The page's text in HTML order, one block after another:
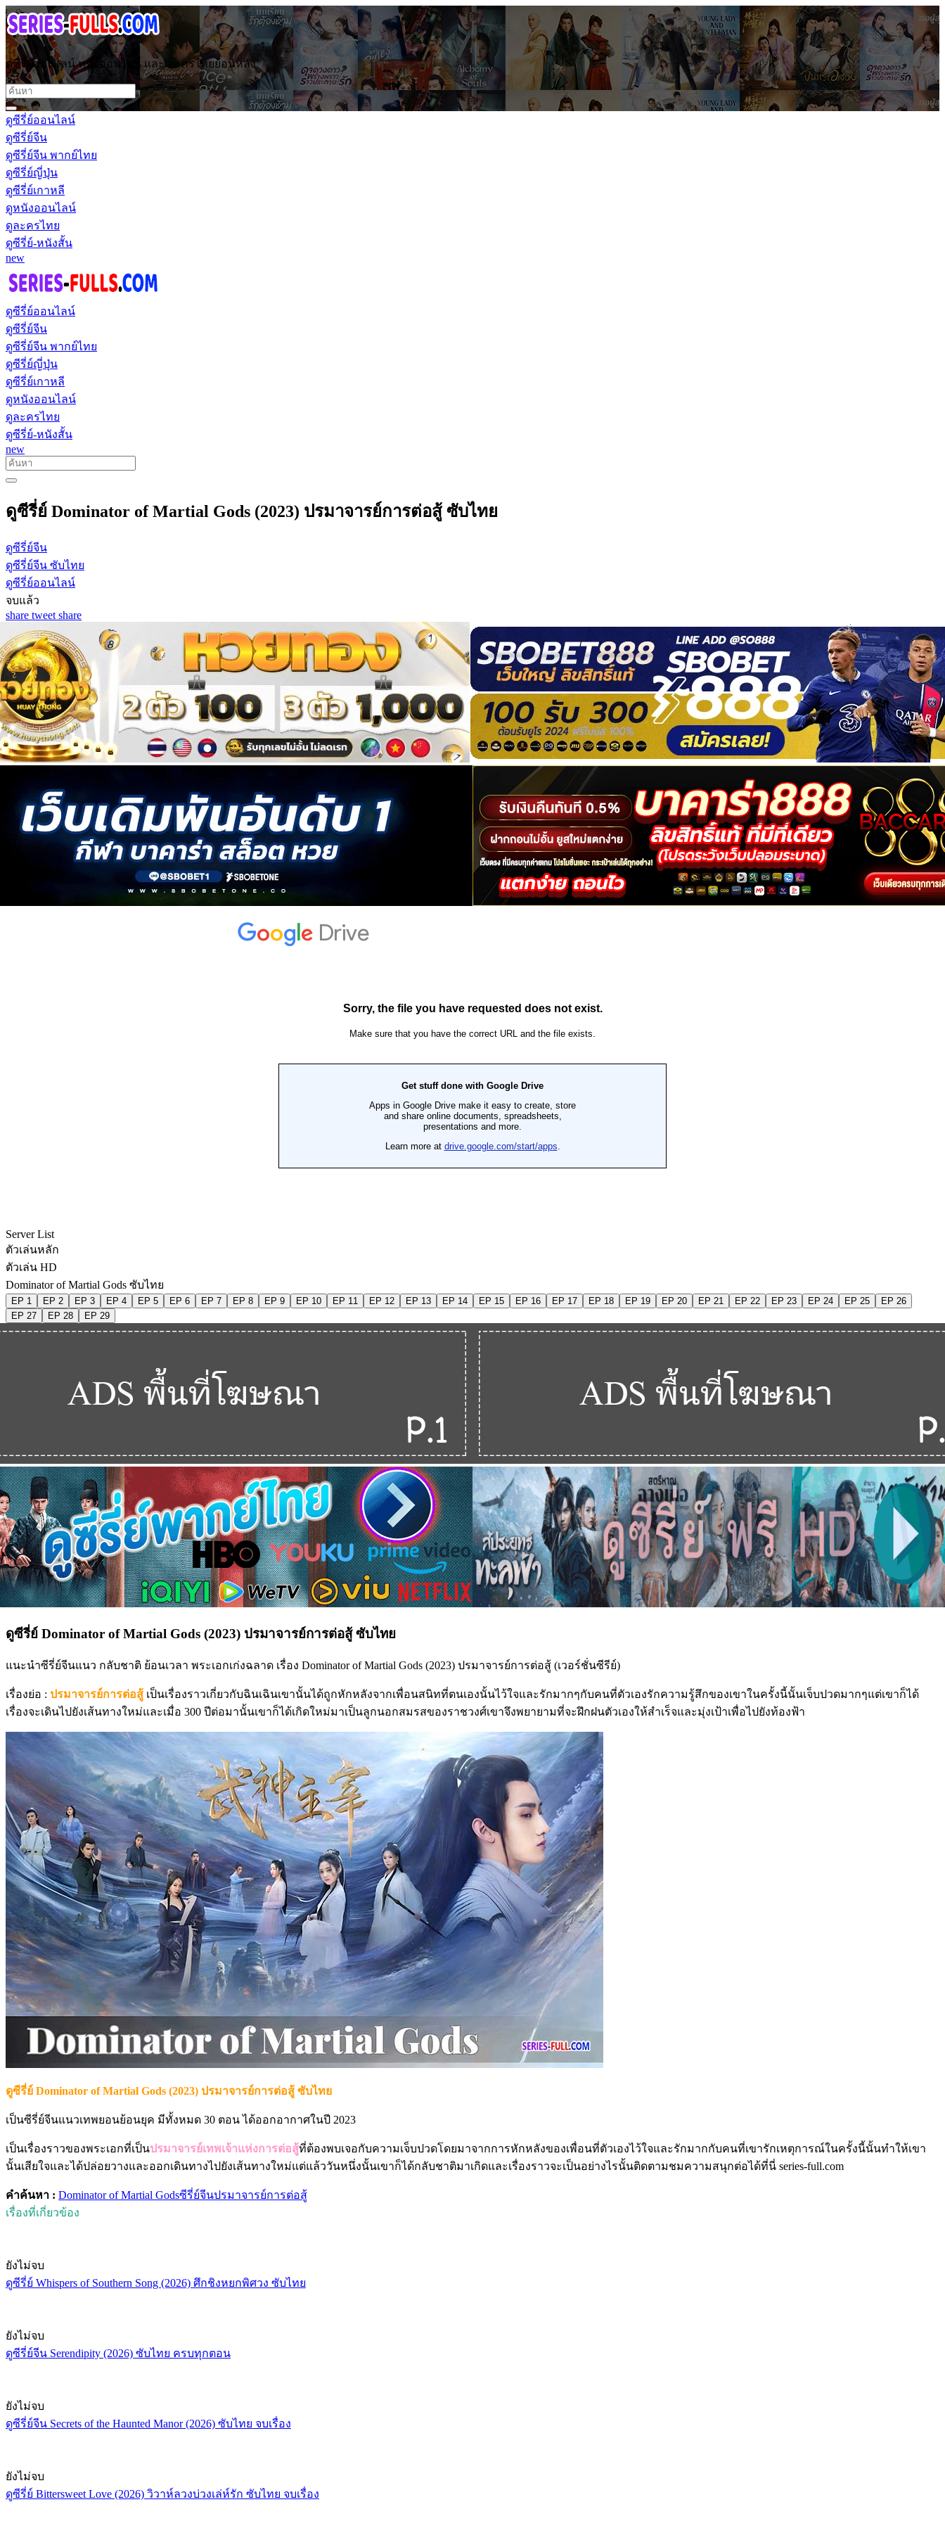
ดูซีรี่ย์ออนไลน์ หนังออนไลน์ และ ละครไทยย้อนหลัง
ดูซีรี่ย์ออนไลน์
ดูซีรี่ย์จีน
ดูซีรี่ย์จีน พากย์ไทย
ดูซีรี่ย์ญี่ปุ่น
ดูซีรี่ย์เกาหลี
ดูหนังออนไลน์
ดูละครไทย
ดูซีรี่ย์-หนังสั้น
new
ดูซีรี่ย์ออนไลน์
ดูซีรี่ย์จีน
ดูซีรี่ย์จีน พากย์ไทย
ดูซีรี่ย์ญี่ปุ่น
ดูซีรี่ย์เกาหลี
ดูหนังออนไลน์
ดูละครไทย
ดูซีรี่ย์-หนังสั้น
new
ดูซีรี่ย์ Dominator of Martial Gods (2023) ปรมาจารย์การต่อสู้ ซับไทย
ดูซีรี่ย์จีน
ดูซีรี่ย์จีน ซับไทย
ดูซีรี่ย์ออนไลน์
จบแล้ว
share tweet share
Server List
ตัวเล่นหลัก
ตัวเล่น HD
Dominator of Martial Gods ซับไทย
EP 1 EP 2 EP 3 EP 4 EP 5 EP 6 EP 7 EP 8 EP 9 EP 10 EP 11 EP 12 EP 13 EP 14 EP 15 EP 16 EP 17 EP 18 EP 19 EP 20 EP 21 EP 22 EP 23 EP 24 EP 25
EP 26
EP 27
EP 28 EP 29
ดูซีรี่ย์ Dominator of Martial Gods (2023) ปรมาจารย์การต่อสู้ ซับไทย
แนะนำซีรี่ย์จีนแนว กลับชาติ ย้อนเวลา พระเอกเก่งฉลาด เรื่อง Dominator of Martial Gods (2023) ปรมาจารย์การต่อสู้ (เวอร์ชั่นซีรีย์)
เรื่องย่อ : ปรมาจารย์การต่อสู้ เป็นเรื่องราวเกี่ยวกับฉินเฉินเขานั้นได้ถูกหักหลังจากเพื่อนสนิทที่ตนเองนั้นไว้ใจและรักมากๆกับคนที่ตัวเองรักความรู้สึกของเขาในครั้งนี้นั้นเจ็บปวดมากๆแต่เขาก็ได้
เรื่องจะเดินไปยังเส้นทางใหม่และเมื่อ 300 ปีต่อมานั้นเขาก็ได้เกิดใหม่มาเป็นลูกนอกสมรสของราชวงศ์เขาจึงพยายามที่จะฝึกฝนตัวเองให้สำเร็จและมุ่งเป้าเพื่อไปยังท้องฟ้า
ดูซีรี่ย์ Dominator of Martial Gods (2023) ปรมาจารย์การต่อสู้ ซับไทย
เป็นซีรี่ย์จีนแนวเทพยอนย้อนยุค มีทั้งหมด 30 ตอน ได้ออกอากาศในปี 2023
เป็นเรื่องราวของพระเอกที่เป็นปรมาจารย์เทพเจ้าแห่งการต่อสู้ที่ต้องพบเจอกับความเจ็บปวดโดยมาจากการหักหลังของเพื่อนที่ตัวเองไว้ใจและรักมากกับคนที่เขารักเหตุการณ์ในครั้งนี้นั้นทำให้เขา
นั้นเสียใจและได้ปล่อยวางและออกเดินทางไปยังเส้นทางใหม่แต่แล้ววันหนึ่งนั้นเขาก็ได้กลับชาติมาเกิดและเรื่องราวจะเป็นอย่างไรนั้นติดตามชมความสนุกต่อได้ที่นี่ series-full.com
คำค้นหา : Dominator of Martial Godsซีรี่ย์จีนปรมาจารย์การต่อสู้
เรื่องที่เกี่ยวข้อง
ยังไม่จบ
ดูซีรี่ย์ Whispers of Southern Song (2026) ศึกชิงหยกพิศวง ซับไทย
ยังไม่จบ
ดูซีรี่ย์จีน Serendipity (2026) ซับไทย ครบทุกตอน
ยังไม่จบ
ดูซีรี่ย์จีน Secrets of the Haunted Manor (2026) ซับไทย จบเรื่อง
ยังไม่จบ
ดูซีรี่ย์ Bittersweet Love (2026) วิวาห์ลวงบ่วงเล่ห์รัก ซับไทย จบเรื่อง